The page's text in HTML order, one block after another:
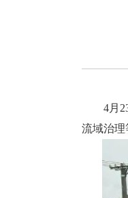
4月23
流域治理